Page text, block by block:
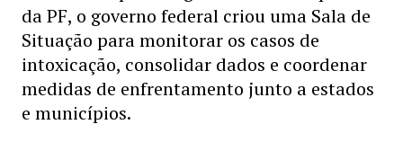
da PF, o governo federal criou uma Sala de
Situação para monitorar os casos de
intoxicação, consolidar dados e coordenar
medidas de enfrentamento junto a estados
e municípios.